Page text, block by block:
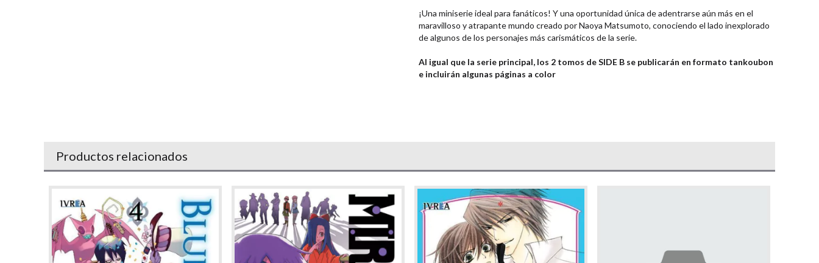
¡Una miniserie ideal para fanáticos! Y una oportunidad única de adentrarse aún más en el
maravilloso y atrapante mundo creado por Naoya Matsumoto, conociendo el lado inexplorado
de algunos de los personajes más carismáticos de la serie.
Al igual que la serie principal, los 2 tomos de SIDE B se publicarán en formato tankoubon
e incluirán algunas páginas a color
Productos relacionados